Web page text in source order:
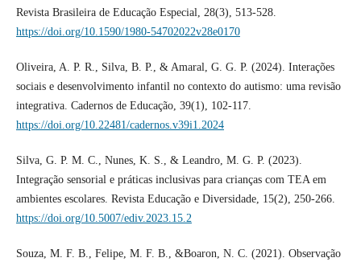
Revista Brasileira de Educação Especial, 28(3), 513-528.
https://doi.org/10.1590/1980-54702022v28e0170
Oliveira, A. P. R., Silva, B. P., & Amaral, G. G. P. (2024). Interações
sociais e desenvolvimento infantil no contexto do autismo: uma revisão
integrativa. Cadernos de Educação, 39(1), 102-117.
https://doi.org/10.22481/cadernos.v39i1.2024
Silva, G. P. M. C., Nunes, K. S., & Leandro, M. G. P. (2023).
Integração sensorial e práticas inclusivas para crianças com TEA em
ambientes escolares. Revista Educação e Diversidade, 15(2), 250-266.
https://doi.org/10.5007/ediv.2023.15.2
Souza, M. F. B., Felipe, M. F. B., &Boaron, N. C. (2021). Observação